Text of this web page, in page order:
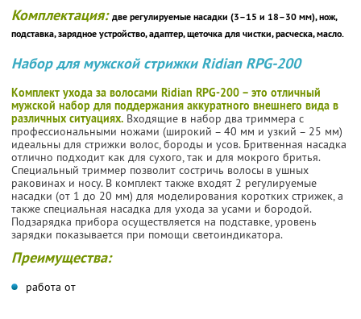
Комплектация:две регулируемые насадки (3–15 и 18–30 мм), нож,
подставка, зарядное устройство, адаптер, щеточка для чистки, расческа, масло.
Набор для мужской стрижки Ridian RPG-200
Комплект ухода за волосами Ridian RPG-200 – это отличный
мужской набор для поддержания аккуратного внешнего вида в
различных ситуациях. Входящие в набор два триммера c
профессиональными ножами (широкий – 40 мм и узкий – 25 мм)
идеальны для стрижки волос, бороды и усов. Бритвенная насадка
отлично подходит как для сухого, так и для мокрого бритья.
Специальный триммер позволит состричь волосы в ушных
раковинах и носу. В комплект также входят 2 регулируемые
насадки (от 1 до 20 мм) для моделирования коротких стрижек, а
также специальная насадка для ухода за усами и бородой.
Подзарядка прибора осуществляется на подставке, уровень
зарядки показывается при помощи светоиндикатора.
Преимущества:
работа от